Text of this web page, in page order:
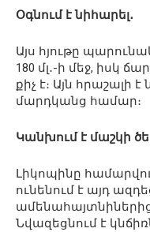
Օգնում է նիհարել․
Այս հյութը
180 մլ․-ի մեջ, իսկ
քիչ է։ Այն հրաշալի
մարդկանց համար։
Կանխում է մաշկի
Լիկոպինը
ունենում է այդ
Նվազեցնում է